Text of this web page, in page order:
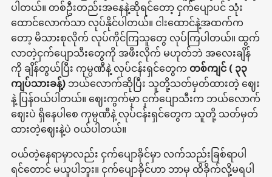
ပါတယ်။ တစ်ဦးတည်းအနေနဲ့ဆိုရင်တော့ ငှက်ပျောပင် သုံး
ထောင်လောက်သာ လုပ်နိုင်ပါတယ်။ ငါးထောင်နဲ့အထက်က
တော့ မိသားစုလိုက် လုပ်ကိုင်ကြသူတွေ လုပ်ကြပါတယ်။ ထွက်
လာတဲ့ငှက်ပျောသီးတွေကို အဖီးလိုက် မဟုတ်ဘဲ အလေးချိန်
ကို ချိန်တွယ်ပြီး ကုမ္ပဏီနဲ့ လုပ်ငန်းရှင်တွေက တစ်ကျင် ( ၃၃
ကျပ်သားခန့်) ဘယ်လောက်ဆိုပြီး သူတို့သတ်မှတ်ထားတဲ့ ဈေး
နဲ့ ပြန်ဝယ်ပါတယ်။ ဈေးကွက်မှာ ငှက်ပျောသီးက ဘယ်လောက်
ဈေးပဲ ရှိနေပါစေ ကုမ္ပဏီနဲ့ လုပ်ငန်းရှင်တွေက သူတို့ သတ်မှတ်
ထားတဲ့ဈေးနဲ့ပဲ ဝယ်ပါတယ်။
ဝယ်တဲ့နေရာမှာလည်း ငှက်ပျောခိုင်မှာ လက်သည်းခြစ်ရာပါ
ရင်တောင် မယူပါဘူး။ ငှက်ပျောခိုင်ဟာ ဘာမှ ထိခိုက်လို့မရပါ